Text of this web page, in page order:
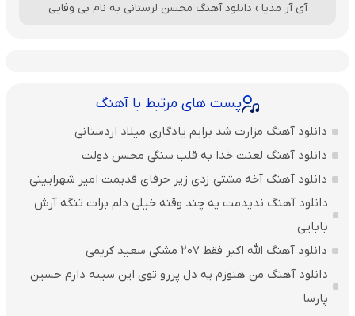
آی آر مدیا › دانلود آهنگ محسن لرستانی به نام بی وفایی
پست های مرتبط با آهنگ
دانلود آهنگ مزارت شد برایم یادگاری میلاد اردستانی
دانلود آهنگ لعنت خدا به قلب سنگی محسن دولت
دانلود آهنگ آخه مشتی زدی زیر حرفای قدیمت امیر شهرایینی
دانلود آهنگ ندیدمت یه چند وقته خیلی دلم برات تنگه آرش
بابایی
دانلود آهنگ الله اکبر فقط 207 مشکی سعید کریمی
دانلود آهنگ من هنوزم یه دل پررو توی این سینه دارم حسین
پارسا